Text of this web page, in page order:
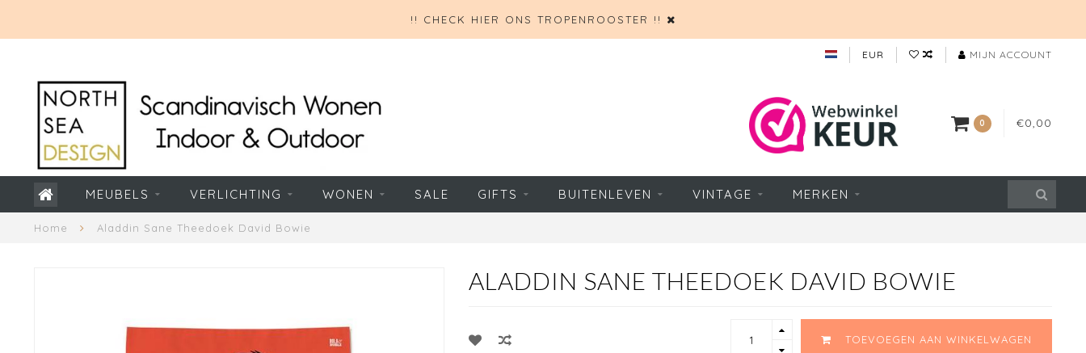
!! CHECK HIER ONS TROPENROOSTER !!
EUR MIJN ACCOUNT
0 €0,00
MEUBELS VERLICHTING WONEN SALE GIFTS BUITENLEVEN VINTAGE MERKEN
Home Aladdin Sane Theedoek David Bowie
ALADDIN SANE THEEDOEK DAVID BOWIE
TOEVOEGEN AAN WINKELWAGEN